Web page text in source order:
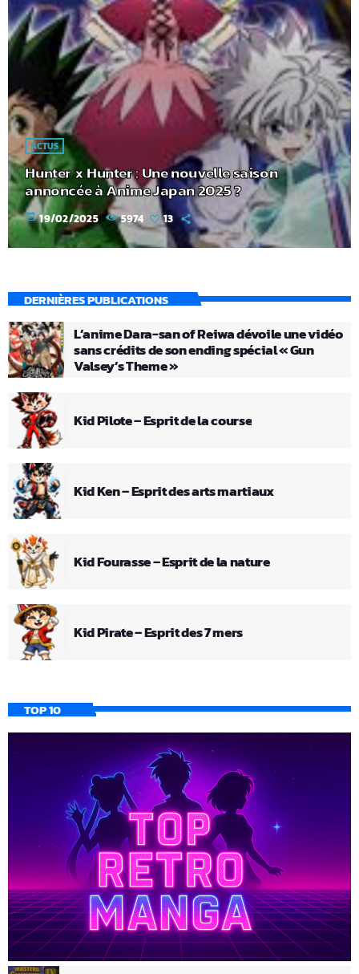
ACTUS
Hunter x Hunter : Une nouvelle saison
annoncée à Anime Japan 2025 ?
today 19/02/2025 5974 13
DERNIÈRES PUBLICATIONS
L’anime Dara-san of Reiwa dévoile une vidéo
sans crédits de son ending spécial « Gun
Valsey’s Theme »
Kid Pilote – Esprit de la course
Kid Ken – Esprit des arts martiaux
Kid Fourasse – Esprit de la nature
Kid Pirate – Esprit des 7 mers
TOP 10